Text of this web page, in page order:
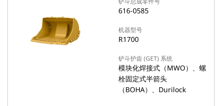
616-0585
机器型号
R1700
铲斗护齿 (GET) 系统
模块化焊接式（MWO）、螺
栓固定式半箭头
（BOHA）、Durilock